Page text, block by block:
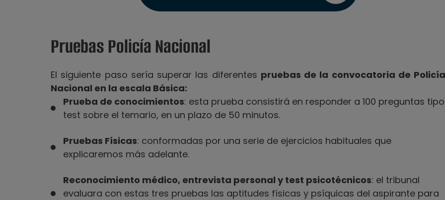
Pruebas Policía Nacional
El siguiente paso sería superar las diferentes pruebas de la convocatoria de Policía
Nacional en la escala Básica:
Prueba de conocimientos: esta prueba consistirá en responder a 100 preguntas tipo
test sobre el temario, en un plazo de 50 minutos.
Pruebas Físicas: conformadas por una serie de ejercicios habituales que
explicaremos más adelante.
Reconocimiento médico, entrevista personal y test psicotécnicos: el tribunal
evaluara con estas tres pruebas las aptitudes físicas y psíquicas del aspirante para